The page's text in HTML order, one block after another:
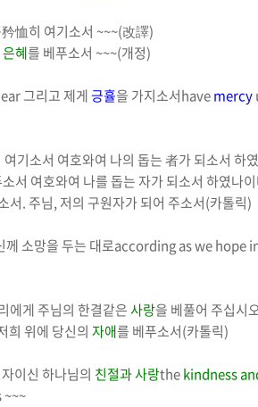
矜恤히 여기소서 ~~~(改譯)
은혜를 베푸소서 ~~~(개정)
그리고 제게긍휼을 가지소서havemercy
여기소서 여호와여 나의 돕는者가 되소서 하
서 여호와여 나를돕는 자가 되소서 하였나
서. 주님, 저의 구원자가 되어 주소서(카톨릭)
께 소망을 두는 대로according as we hope
에게 주님의 한결같은사랑을 베풀어 주십시
희 위에 당신의 자애를 베푸소서(카톨릭)
이신 하나님의 친절과 사랑thekindness
~~~